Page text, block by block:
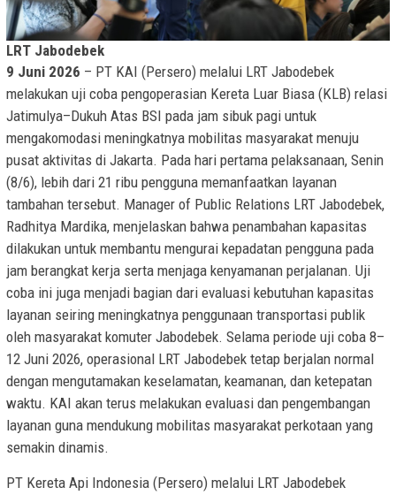
LRT Jabodebek
9 Juni 2026 – PT KAI (Persero) melalui LRT Jabodebek
melakukan uji coba pengoperasian Kereta Luar Biasa (KLB) relasi
Jatimulya–Dukuh Atas BSI pada jam sibuk pagi untuk
mengakomodasi meningkatnya mobilitas masyarakat menuju
pusat aktivitas di Jakarta. Pada hari pertama pelaksanaan, Senin
(8/6), lebih dari 21 ribu pengguna memanfaatkan layanan
tambahan tersebut. Manager of Public Relations LRT Jabodebek,
Radhitya Mardika, menjelaskan bahwa penambahan kapasitas
dilakukan untuk membantu mengurai kepadatan pengguna pada
jam berangkat kerja serta menjaga kenyamanan perjalanan. Uji
coba ini juga menjadi bagian dari evaluasi kebutuhan kapasitas
layanan seiring meningkatnya penggunaan transportasi publik
oleh masyarakat komuter Jabodebek. Selama periode uji coba 8–
12 Juni 2026, operasional LRT Jabodebek tetap berjalan normal
dengan mengutamakan keselamatan, keamanan, dan ketepatan
waktu. KAI akan terus melakukan evaluasi dan pengembangan
layanan guna mendukung mobilitas masyarakat perkotaan yang
semakin dinamis.
PT Kereta Api Indonesia (Persero) melalui LRT Jabodebek